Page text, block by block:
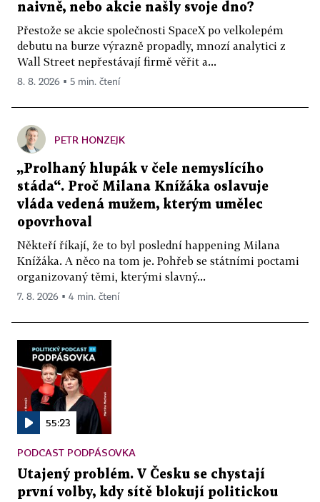
naivně, nebo akcie našly svoje dno?
Přestože se akcie společnosti SpaceX po velkolepém
debutu na burze výrazně propadly, mnozí analytici z
Wall Street nepřestávají firmě věřit a...
8. 8. 2026 ▪ 5 min. čtení
PETR HONZEJK
„Prolhaný hlupák v čele nemyslícího
stáda“. Proč Milana Knížáka oslavuje
vláda vedená mužem, kterým umělec
opovrhoval
Někteří říkají, že to byl poslední happening Milana
Knížáka. A něco na tom je. Pohřeb se státními poctami
organizovaný těmi, kterými slavný...
7. 8. 2026 ▪ 4 min. čtení
55:23
PODCAST PODPÁSOVKA
Utajený problém. V Česku se chystají
první volby, kdy sítě blokují politickou